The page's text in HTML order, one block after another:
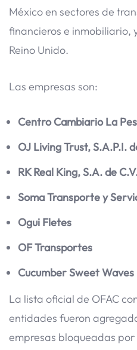
México en sectores de
financieros e inmobiliario,
Reino Unido.
Las empresas son:
Centro Cambiario La
OJ Living Trust, S.A.P.I.
RK Real King, S.A. de
Soma Transporte y
Ogui Fletes
OF Transportes
Cucumber Sweet
La lista oficial de OFAC
entidades fueron
empresas bloqueadas por